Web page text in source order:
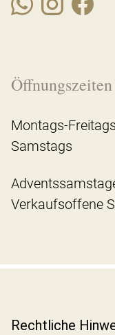
Öffnungszeiten
Montags-Freitags
Samstags
Verkaufsoffene
Rechtliche